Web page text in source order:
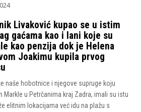
Livaković kupao se u istim
gaćama kao i lani koje su
kao penzija dok je Helena
Joakimu kupila prvog
naše hobotnice i njegove supruge koju
Markle u Petrčanima kraj Zadra, imali su istu
elitnim lokacijama već idu na plažu s